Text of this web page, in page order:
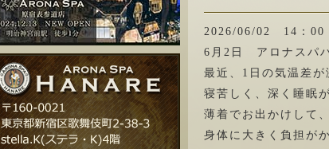
2026/06/02 14：00
6月2日 アロナスパ
最近、1日の気温差が
寝苦しく、深く睡眠
薄着でお出かけして
身体に大きく負担が